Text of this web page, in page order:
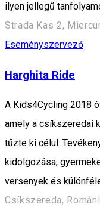
ilyen jellegű
Strada Kas 2,
Eseményszervező
Harghita Ride
A Kids4Cycling 2018
amely a csíkszeredai
tűzte ki célul.
kidolgozása,
versenyek és
Csíkszereda,